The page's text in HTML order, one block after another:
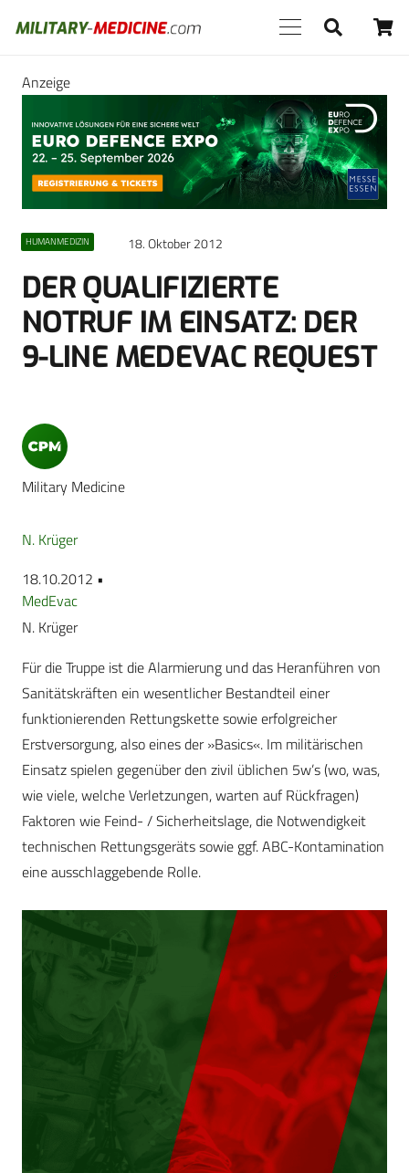
Anzeige
HUMANMEDIZIN 18. Oktober 2012
DER QUALIFIZIERTE
NOTRUF IM EINSATZ: DER
9-LINE MEDEVAC REQUEST
Military Medicine
N. Krüger
18.10.2012 •
MedEvac
N. Krüger
Für die Truppe ist die Alarmierung und das Heranführen von
Sanitätskräften ein wesentlicher Bestandteil einer
funktionierenden Rettungskette sowie erfolgreicher
Erstversorgung, also eines der »Basics«. Im militärischen
Einsatz spielen gegenüber den zivil üblichen 5w’s (wo, was,
wie viele, welche Verletzungen, warten auf Rückfragen)
Faktoren wie Feind- / Sicherheitslage, die Notwendigkeit
technischen Rettungsgeräts sowie ggf. ABC-Kontamination
eine ausschlaggebende Rolle.